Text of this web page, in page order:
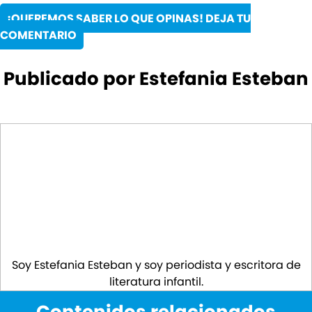
¡QUEREMOS SABER LO QUE OPINAS! DEJA TU
COMENTARIO
Publicado por Estefania Esteban
Soy Estefania Esteban y soy periodista y escritora de
literatura infantil.